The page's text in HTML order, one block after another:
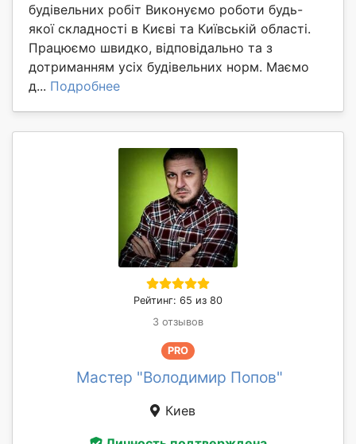
будівельних робіт Виконуємо роботи будь-
якої складності в Києві та Київській області.
Працюємо швидко, відповідально та з
дотриманням усіх будівельних норм. Маємо
д... Подробнее
Рейтинг: 65 из 80
3 отзывов
PRO
Мастер "Володимир Попов"
Киев